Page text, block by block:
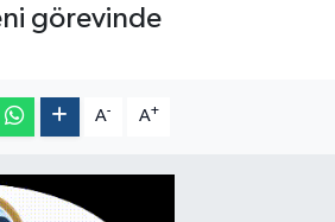
görevinde
A- A+